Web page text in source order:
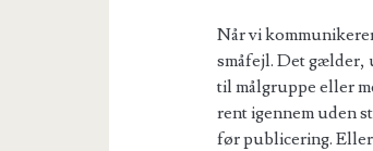
Når vi
småfejl. Det gælder,
til målgruppe eller
rent igennem uden
før publicering. Eller